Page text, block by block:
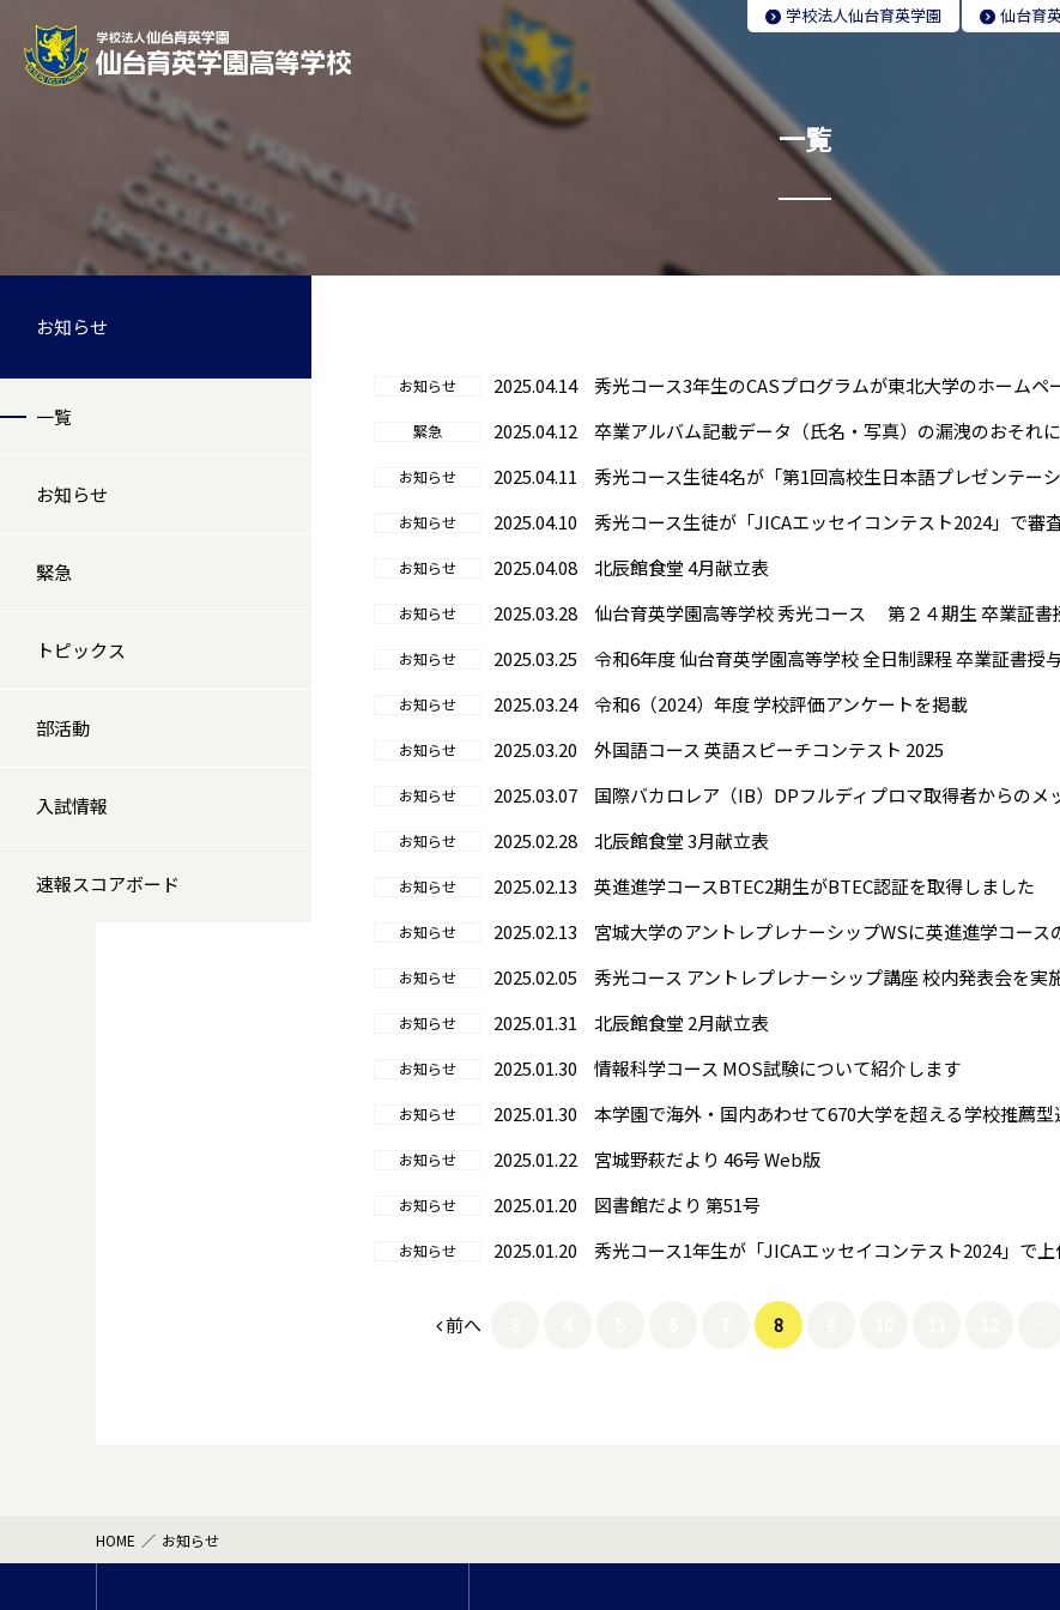
学校法人仙台育英学園 仙台育
一覧
お知らせ 2025.04.14 秀光コース3年生のCASプログラムが東北大学のホームペ
緊急 2025.04.12
お知らせ 2025.04.11
お知らせ 2025.04.10 秀光コース生徒が「JICAエッセイコンテスト2024」で審
お知らせ 2025.04.08 北辰館食堂 4月献立表
お知らせ 2025.03.28 仙台育英学園高等学校 秀光コース 第２４期生 卒業証書
お知らせ 2025.03.25 令和6年度 仙台育英学園高等学校 全日制課程 卒業証書授
お知らせ 2025.03.24 令和6（2024）年度 学校評価アンケートを掲載
お知らせ 2025.03.20 外国語コース 英語スピーチコンテスト 2025
お知らせ 2025.03.07 国際バカロレア（IB）DPフルディプロマ取得者からのメ
お知らせ 2025.02.28 北辰館食堂 3月献立表
お知らせ 2025.02.13 英進進学コースBTEC2期生がBTEC認証を取得しました
お知らせ 2025.02.13
お知らせ 2025.02.05 秀光コース アントレプレナーシップ講座 校内発表会を実
お知らせ 2025.01.31 北辰館食堂 2月献立表
お知らせ 2025.01.30 情報科学コース MOS試験について紹介します
お知らせ 2025.01.30
お知らせ 2025.01.22 宮城野萩だより 46号 Web版
お知らせ 2025.01.20 図書館だより 第51号
お知らせ 2025.01.20 秀光コース1年生が「JICAエッセイコンテスト2024」で上
前へ 8
お知らせ
一覧
お知らせ
緊急
トピックス
部活動
入試情報
速報スコアボード
HOME お知らせ